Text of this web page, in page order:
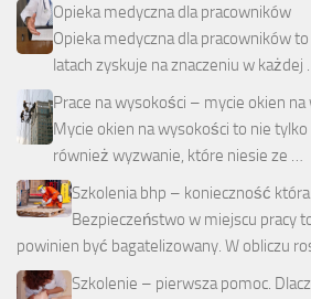
Opieka medyczna dla pracowników
Opieka medyczna dla pracowników
latach zyskuje na znaczeniu w każdej
Prace na wysokości – mycie okien na
Mycie okien na wysokości to nie
również wyzwanie, które niesie ze …
Szkolenia bhp – konieczność
Bezpieczeństwo w miejscu pracy
powinien być bagatelizowany. W obliczu
Szkolenie – pierwsza pomoc.